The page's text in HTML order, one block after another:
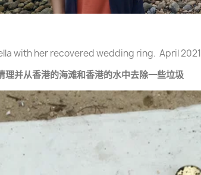
with her recovered wedding ring. April 2021
理并从香港的海滩和香港的水中去除一些垃圾